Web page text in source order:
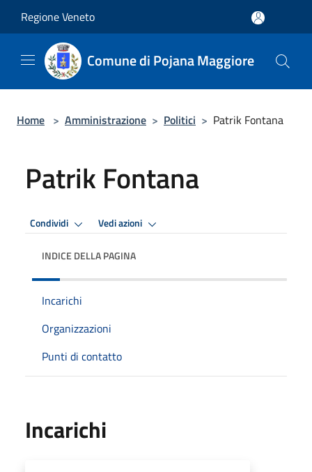
Regione Veneto
Comune di Pojana Maggiore
Home > Amministrazione > Politici > Patrik Fontana
Patrik Fontana
Condividi Vedi azioni
INDICE DELLA PAGINA
Incarichi
Organizzazioni
Punti di contatto
Incarichi